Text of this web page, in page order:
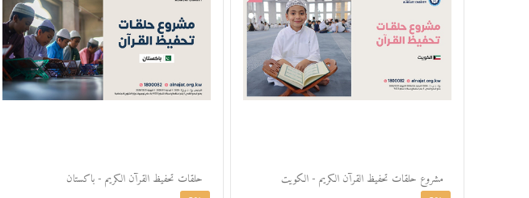
مشروع حلقات تحفيظ القرآن الكريم - الكويت حلقات تحفيظ القرآن الكريم - باكستان